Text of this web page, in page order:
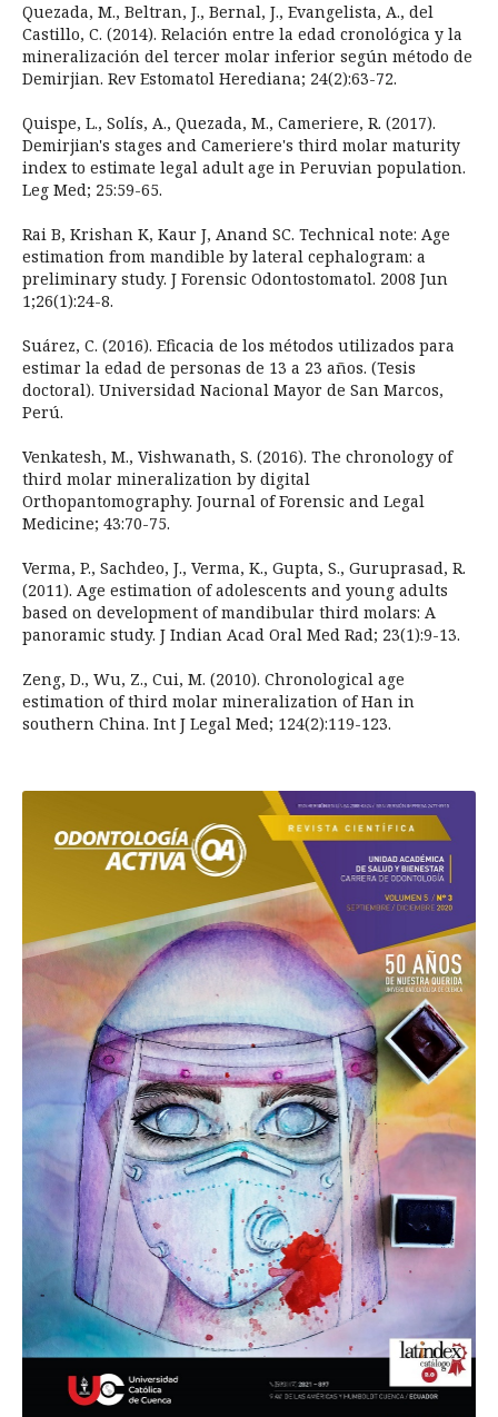
Quezada, M., Beltran, J., Bernal, J., Evangelista, A., del
Castillo, C. (2014). Relación entre la edad cronológica y la
mineralización del tercer molar inferior según método de
Demirjian. Rev Estomatol Herediana; 24(2):63-72.
Quispe, L., Solís, A., Quezada, M., Cameriere, R. (2017).
Demirjian's stages and Cameriere's third molar maturity
index to estimate legal adult age in Peruvian population.
Leg Med; 25:59-65.
Rai B, Krishan K, Kaur J, Anand SC. Technical note: Age
estimation from mandible by lateral cephalogram: a
preliminary study. J Forensic Odontostomatol. 2008 Jun
1;26(1):24-8.
Suárez, C. (2016). Eficacia de los métodos utilizados para
estimar la edad de personas de 13 a 23 años. (Tesis
doctoral). Universidad Nacional Mayor de San Marcos,
Perú.
Venkatesh, M., Vishwanath, S. (2016). The chronology of
third molar mineralization by digital
Orthopantomography. Journal of Forensic and Legal
Medicine; 43:70-75.
Verma, P., Sachdeo, J., Verma, K., Gupta, S., Guruprasad, R.
(2011). Age estimation of adolescents and young adults
based on development of mandibular third molars: A
panoramic study. J Indian Acad Oral Med Rad; 23(1):9-13.
Zeng, D., Wu, Z., Cui, M. (2010). Chronological age
estimation of third molar mineralization of Han in
southern China. Int J Legal Med; 124(2):119-123.